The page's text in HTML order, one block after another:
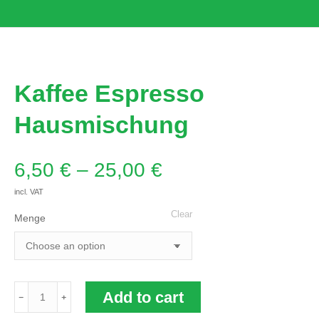
Kaffee Espresso
Hausmischung
6,50 € – 25,00 €
incl. VAT
Menge Clear
Espresso
Add to cart